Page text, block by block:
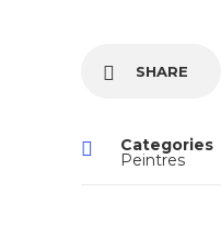
SHARE
Categories
Peintres